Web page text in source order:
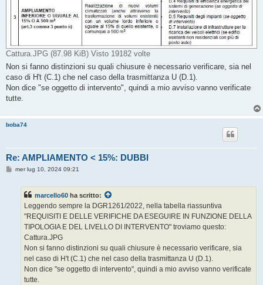
Cattura.JPG (87.98 KiB) Visto 19182 volte
Non si fanno distinzioni su quali chiusure è necessario verificare, sia nel
caso di H't (C.1) che nel caso della trasmittanza U (D.1).
Non dice "se oggetto di intervento", quindi a mio avviso vanno verificate
tutte.
boba74
Re: AMPLIAMENTO < 15%: DUBBI
Mmer lug 10, 2024 09:21
marcello60 ha scritto:
Leggendo sempre la DGR1261/2022, nella tabella riassuntiva
"REQUISITI E DELLE VERIFICHE DA ESEGUIRE IN FUNZIONE DELLA
TIPOLOGIA E DEL LIVELLO DI INTERVENTO" troviamo questo:
Cattura.JPG
Non si fanno distinzioni su quali chiusure è necessario verificare, sia
nel caso di H't (C.1) che nel caso della trasmittanza U (D.1).
Non dice "se oggetto di intervento", quindi a mio avviso vanno verificate
tutte.